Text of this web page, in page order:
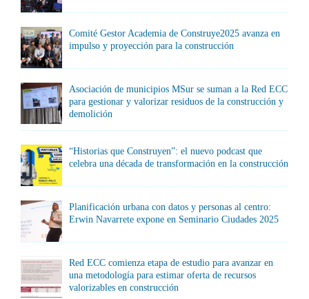
Comité Gestor Academia de Construye2025 avanza en
impulso y proyección para la construcción
Asociación de municipios MSur se suman a la Red ECC
para gestionar y valorizar residuos de la construcción y
demolición
“Historias que Construyen”: el nuevo podcast que
celebra una década de transformación en la construcción
Planificación urbana con datos y personas al centro:
Erwin Navarrete expone en Seminario Ciudades 2025
Red ECC comienza etapa de estudio para avanzar en
una metodología para estimar oferta de recursos
valorizables en construcción